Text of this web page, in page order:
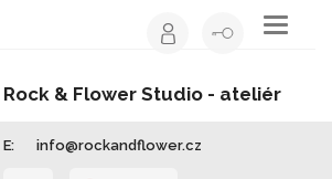
Toggle
Rock & Flower Studio - ateliér
Zahradní architekt | Hlavní město Praha
E: info@rockandflower.cz